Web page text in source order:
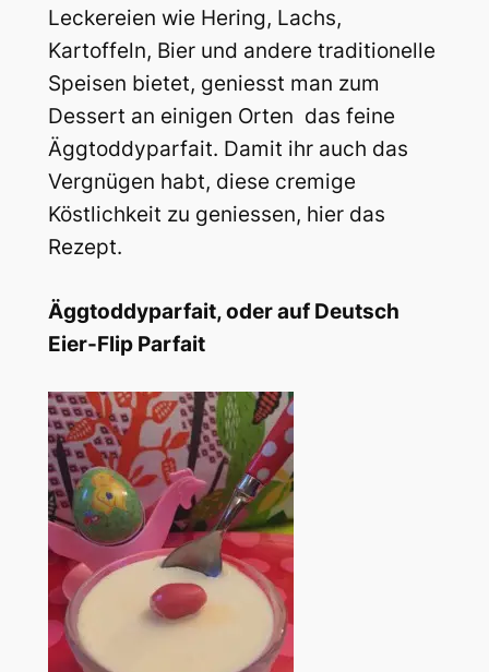
Leckereien wie Hering, Lachs,
Kartoffeln, Bier und andere traditionelle
Speisen bietet, geniesst man zum
Dessert an einigen Orten das feine
Äggtoddyparfait. Damit ihr auch das
Vergnügen habt, diese cremige
Köstlichkeit zu geniessen, hier das
Rezept.
Äggtoddyparfait, oder auf Deutsch
Eier-Flip Parfait